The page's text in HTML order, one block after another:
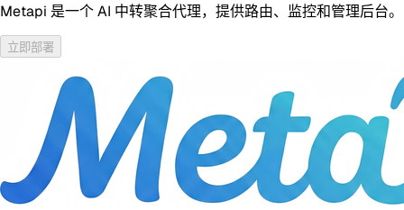
Metapi 是一个 AI 中转聚合代理，提供路由、监控和管理后台。
立即部署